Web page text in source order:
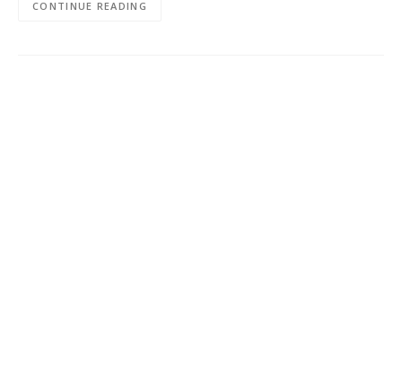
CONTINUE READING